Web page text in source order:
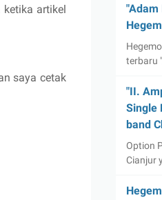
artikel
saya cetak
"Adam
terbaru
"II.
Single
band
Option
Cianjur